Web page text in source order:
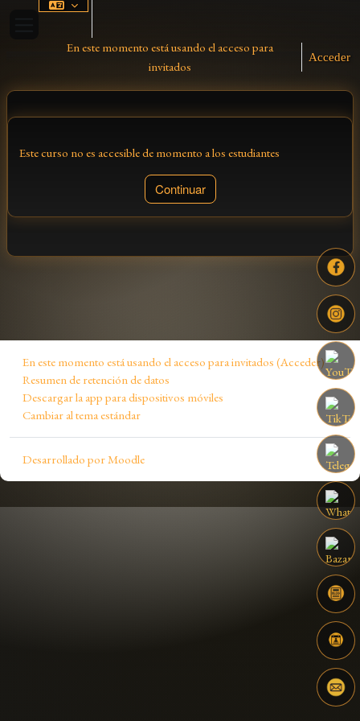
Salta al contenido principal
Panel lateral
En este momento está usando el acceso para
invitados
Acceder
Este curso no es accesible de momento a los estudiantes
Continuar
En este momento está usando el acceso para invitados (Acceder)
Resumen de retención de datos
Descargar la app para dispositivos móviles
Cambiar al tema estándar
Desarrollado porMoodle